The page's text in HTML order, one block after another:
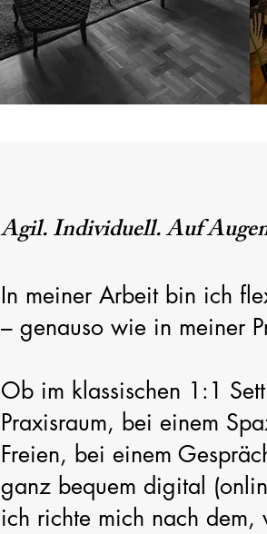
Agil. Individuell. Auf
In meiner Arbeit bin ich
– genauso wie in meiner
Ob im klassischen 1:1
Praxisraum, bei einem
Freien, bei einem
ganz bequem digital
ich richte mich nach dem,